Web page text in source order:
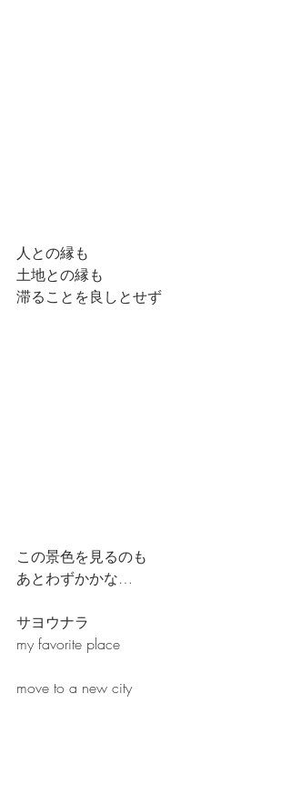
人との縁も
土地との縁も
滞ることを良しとせず
この景色を見るのも
あとわずかかな…
サヨウナラ
my favorite place
move to a new city